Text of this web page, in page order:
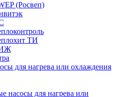
(Росвеп)
ТИ
для нагрева или охлаждения
насосы для нагрева или